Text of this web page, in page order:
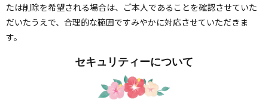
たは削除を希望される場合は、ご本人であることを確認させていた
だいたうえで、合理的な範囲ですみやかに対応させていただきま
す。
セキュリティーについて